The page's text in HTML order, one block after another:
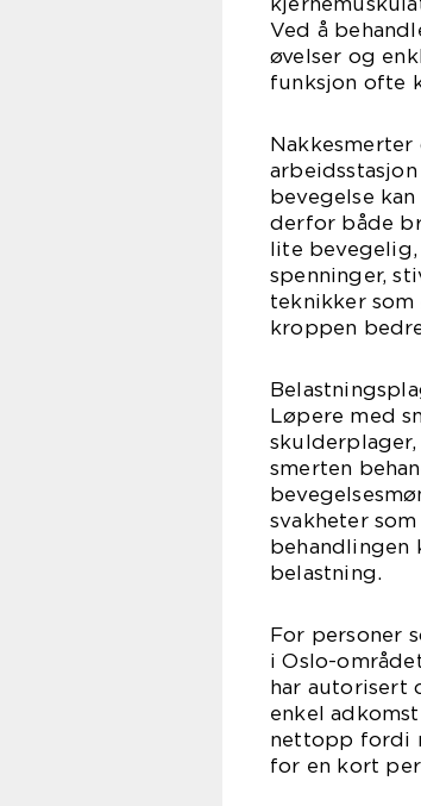
Ved å
øvelser og
funksjon ofte
Nakkesmerter
bevegelse
derfor både
lite bevegelig,
spenninger,
teknikker
kroppen
Løpere med
smerten
svakheter
behandlingen
belastning.
For personer
i Oslo-
har autorisert
enkel
nettopp fordi
for en kort